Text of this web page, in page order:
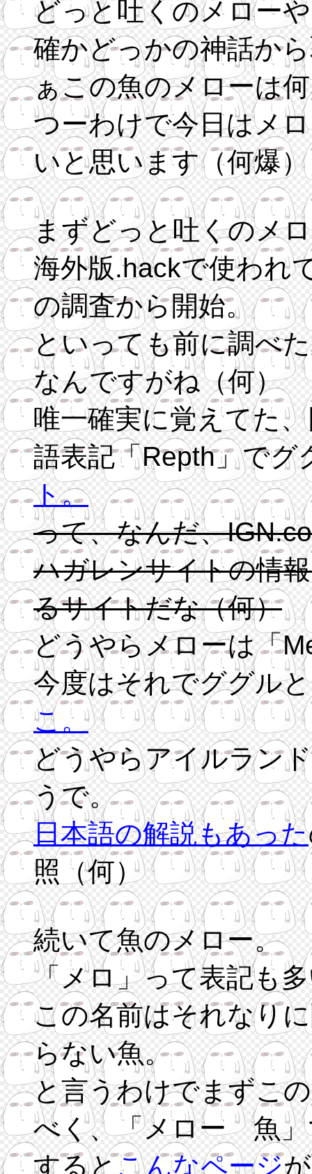
どっと吐くのメロー
確かどっかの神話か
ぁこの魚のメローは
つーわけで今日はメ
いと思います（何爆）
まずどっと吐くのメ
海外版.hackで使われ
の調査から開始。
といっても前に調べ
なんですがね（何）
唯一確実に覚えてた
語表記「Repth」でグ
ト。
って、なんだ、
ハガレンサイトの情
るサイトだな（何）
どうやらメローは「
今度はそれでググル
こ。
どうやらアイルラン
うで。
日本語の解説もあった
照（何）
続いて魚のメロー。
「メロ」って表記も
この名前はそれなり
らない魚。
と言うわけでまずこ
べく、「メロー 魚」
するとこんなページ